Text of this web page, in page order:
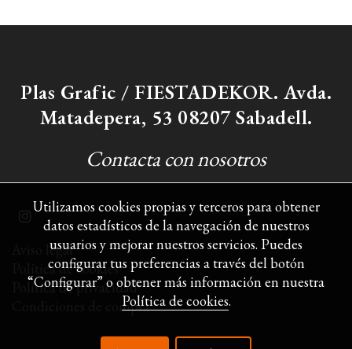
Plas Grafic / FIESTADEKOR. Avda.
Matadepera, 53 08207 Sabadell.
Contacta con nosotros
Aviso legal
Política de cookies
Política de privacidad
Condiciones de compra
Utilizamos cookies propias y terceros para obtener
datos estadísticos de la navegación de nuestros
usuarios y mejorar nuestros servicios. Puedes
configurar tus preferencias a través del botón
“Configurar” o obtener más información en nuestra
Política de cookies.